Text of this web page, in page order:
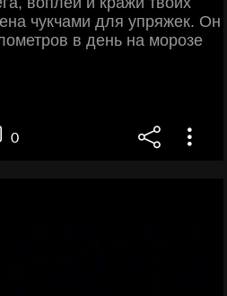
чукчами для упряжек. Он
в день на морозе
0